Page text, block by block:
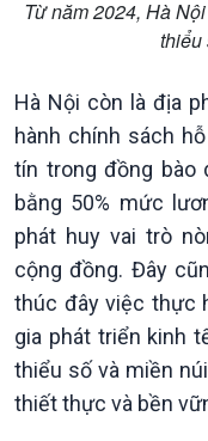
Văn hoá & Du lịch
Tin Văn hoá & Du lịch
Chát với người nổi
Câu chuyện Thể thao
Từ năm 2024, Hà
thiểu
Hà Nội còn là địa
hành chính sách
tín trong đồng bào
bằng 50% mức
phát huy vai trò
cộng đồng. Đây
thúc đây việc thực
gia phát triển kinh
thiểu số và miền
thiết thực và bền